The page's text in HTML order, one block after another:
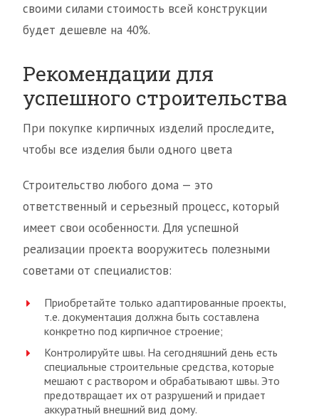
своими силами стоимость всей конструкции
будет дешевле на 40%.
Рекомендации для
успешного строительства
При покупке кирпичных изделий проследите,
чтобы все изделия были одного цвета
Строительство любого дома — это
ответственный и серьезный процесс, который
имеет свои особенности. Для успешной
реализации проекта вооружитесь полезными
советами от специалистов:
Приобретайте только адаптированные проекты,
т.е. документация должна быть составлена
конкретно под кирпичное строение;
Контролируйте швы. На сегодняшний день есть
специальные строительные средства, которые
мешают с раствором и обрабатывают швы. Это
предотвращает их от разрушений и придает
аккуратный внешний вид дому.